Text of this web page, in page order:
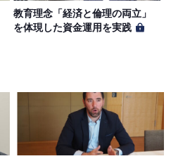
教育理念「経済と倫理の両立」
を体現した資金運用を実践